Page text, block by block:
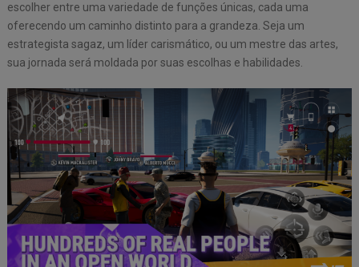
escolher entre uma variedade de funções únicas, cada uma
oferecendo um caminho distinto para a grandeza. Seja um
estrategista sagaz, um líder carismático, ou um mestre das artes,
sua jornada será moldada por suas escolhas e habilidades.